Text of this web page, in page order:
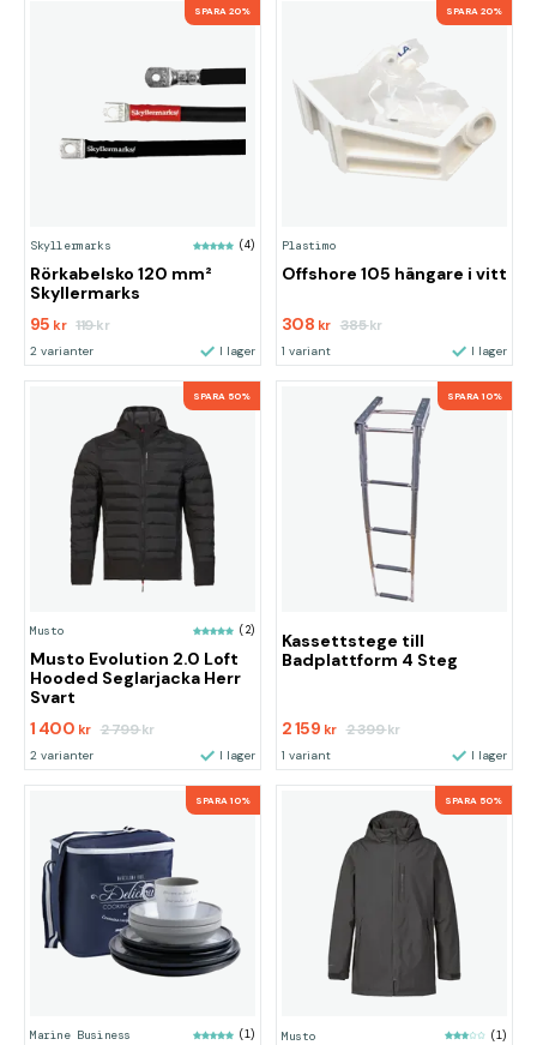
SPARA 20%
Skyllermarks (4)
Rörkabelsko 120 mm²
Skyllermarks
95 kr 119kr
2 varianter I lager
SPARA 20%
Plastimo
Offshore 105 hängare i vitt
308 kr 385kr
1 variant I lager
SPARA 50%
Musto (2)
Musto Evolution 2.0 Loft
Hooded Seglarjacka Herr
Svart
1 400 kr 2 799kr
2 varianter I lager
SPARA 10%
Kassettstege till
Badplattform 4 Steg
2 159 kr 2 399kr
1 variant I lager
SPARA 10%
Marine Business (1)
SPARA 50%
Musto (1)